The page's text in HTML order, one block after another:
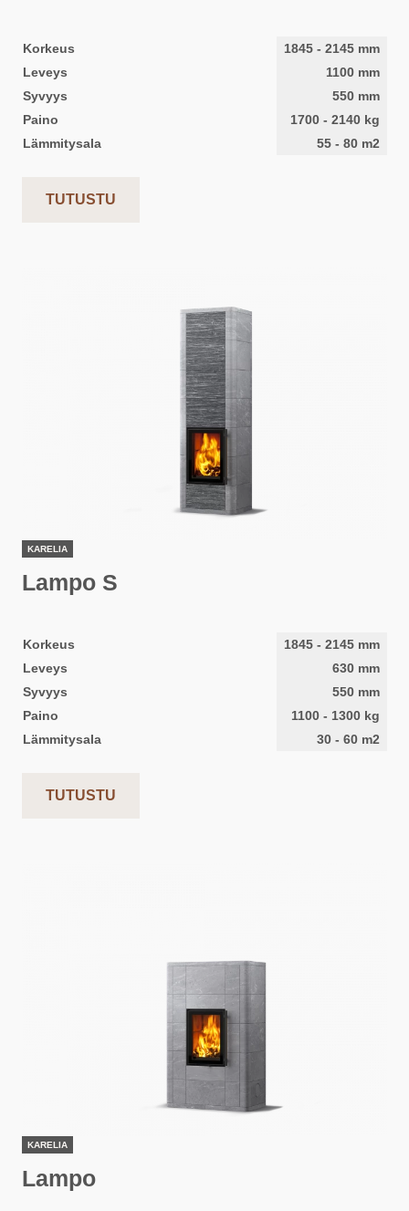
Korkeus 1845 - 2145 mm
Leveys
1100 mm
Syvyys
550 mm
Paino
1700 - 2140 kg
Lämmitysala
55 - 80 m2
TUTUSTU
KARELIA
Lampo S
Korkeus 1845 - 2145 mm
Leveys
630 mm
Syvyys
550 mm
Paino
1100 - 1300 kg
Lämmitysala
30 - 60 m2
TUTUSTU
KARELIA
Lampo